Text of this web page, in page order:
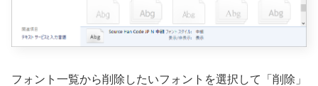
フォント一覧から削除したいフォントを選択して「削除」